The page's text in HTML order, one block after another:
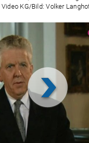
KG/Bild: Volker
Video